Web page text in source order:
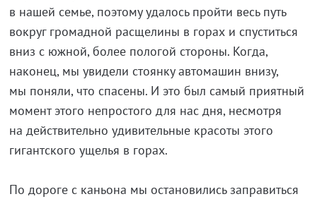
в нашей семье, поэтому удалось пройти весь путь
вокруг громадной расщелины в горах и спуститься
вниз с южной, более пологой стороны. Когда,
наконец, мы увидели стоянку автомашин внизу,
мы поняли, что спасены. И это был самый приятный
момент этого непростого для нас дня, несмотря
на действительно удивительные красоты этого
гигантского ущелья в горах.
По дороге с каньона мы остановились заправиться